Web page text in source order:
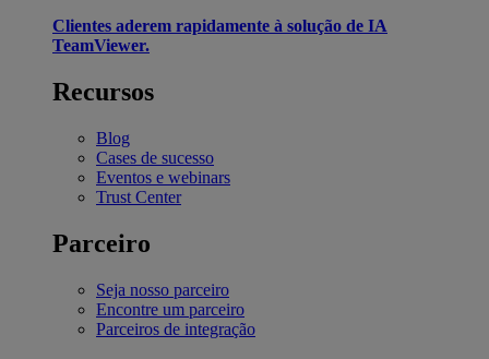
Clientes aderem rapidamente à solução de IA
TeamViewer.
Recursos
Blog
Cases de sucesso
Eventos e webinars
Trust Center
Parceiro
Seja nosso parceiro
Encontre um parceiro
Parceiros de integração